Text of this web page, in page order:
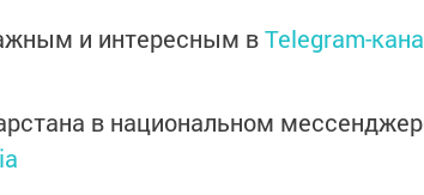
и интересным вTelegram-
в национальном